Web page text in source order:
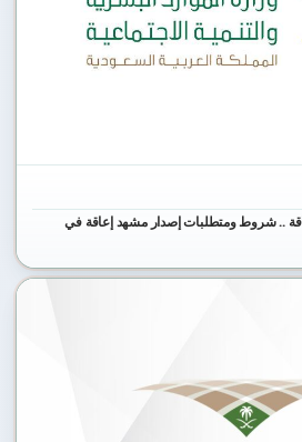
.. شروط ومتطلبات إصدار مشهد إعاقة في